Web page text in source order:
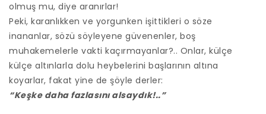
olmuş mu, diye aranırlar!
Peki, karanlıkken ve yorgunken işittikleri o söze
inananlar, sözü söyleyene güvenenler, boş
muhakemelerle vakti kaçırmayanlar?.. Onlar, külçe
külçe altınlarla dolu heybelerini başlarının altına
koyarlar, fakat yine de şöyle derler:
“Keşke daha fazlasını alsaydık!..”